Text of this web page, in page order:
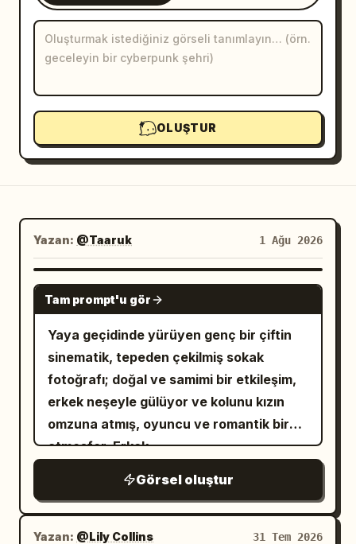
Güncellemeler
OLUŞTUR
Yazan: @Taaruk 1 Ağu 2026
GPT IMAGE 2
Tam prompt'u gör
Yaya geçidinde yürüyen genç bir çiftin
sinematik, tepeden çekilmiş sokak
fotoğrafı; doğal ve samimi bir etkileşim,
erkek neşeyle gülüyor ve kolunu kızın
omzuna atmış, oyuncu ve romantik bir
atmosfer. Erkek,
gömlek, omuzlarında koyu renkli bir
ayakkabı
giyiyor ve
Görsel oluştur
Yazan: @Lily Collins 31 Tem 2026